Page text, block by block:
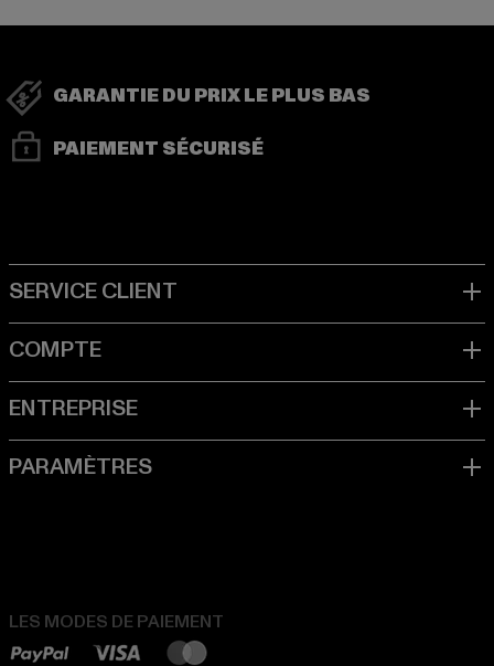
GARANTIE DU PRIX LE PLUS BAS
PAIEMENT SÉCURISÉ
LES MODES DE PAIEMENT